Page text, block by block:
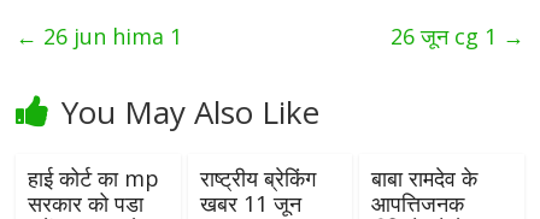
← 26 jun hima 1 26 जून cg 1 →
You May Also Like
हाई कोर्ट का mp
सरकार को पडा
राष्ट्रीय ब्रेकिंग
खबर 11 जून
बाबा रामदेव के
आपत्तिजनक